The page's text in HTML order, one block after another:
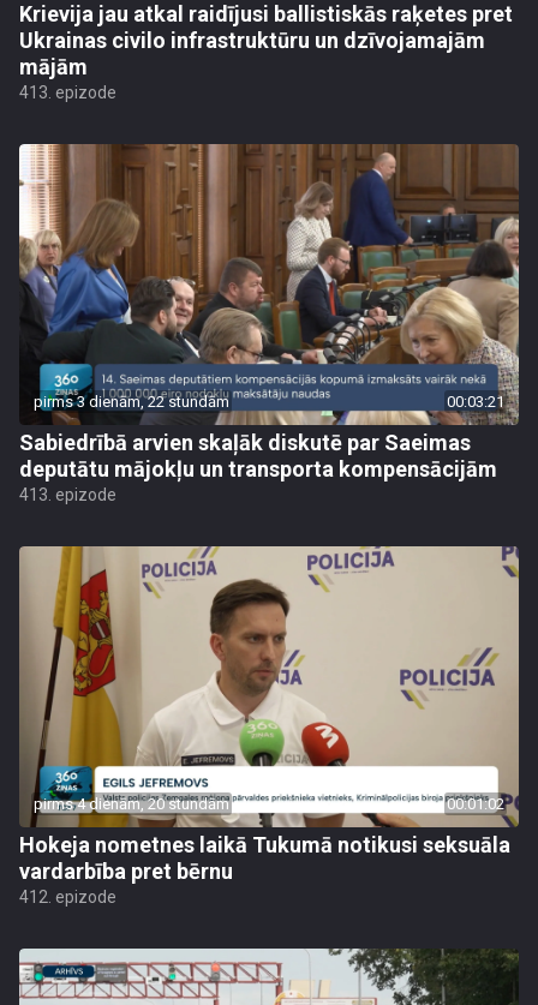
Krievija jau atkal raidījusi ballistiskās raķetes pret
Ukrainas civilo infrastruktūru un dzīvojamajām
mājām
413. epizode
pirms 3 dienām, 22 stundām 00:03:21
Sabiedrībā arvien skaļāk diskutē par Saeimas
deputātu mājokļu un transporta kompensācijām
413. epizode
pirms 4 dienām, 20 stundām 00:01:02
Hokeja nometnes laikā Tukumā notikusi seksuāla
vardarbība pret bērnu
412. epizode